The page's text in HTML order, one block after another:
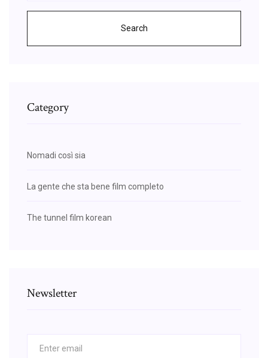
Search
Category
Nomadi così sia
La gente che sta bene film completo
The tunnel film korean
Newsletter